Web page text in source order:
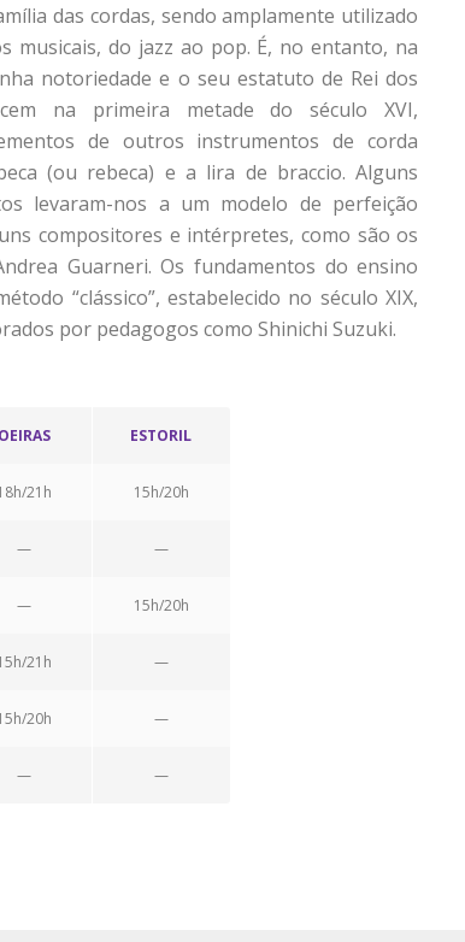
das cordas, sendo amplamente utilizado
musicais, do jazz ao pop. É, no entanto, na
notoriedade e o seu estatuto de Rei dos
na primeira metade do século XVI,
de outros instrumentos de corda
(ou rebeca) e a lira de braccio. Alguns
levaram-nos a um modelo de perfeição
compositores e intérpretes, como são os
Guarneri. Os fundamentos do ensino
“clássico”, estabelecido no século XIX,
por pedagogos como Shinichi Suzuki.
OEIRAS ESTORIL
21h 15h/20h
— —
— 15h/20h
21h —
20h —
— —